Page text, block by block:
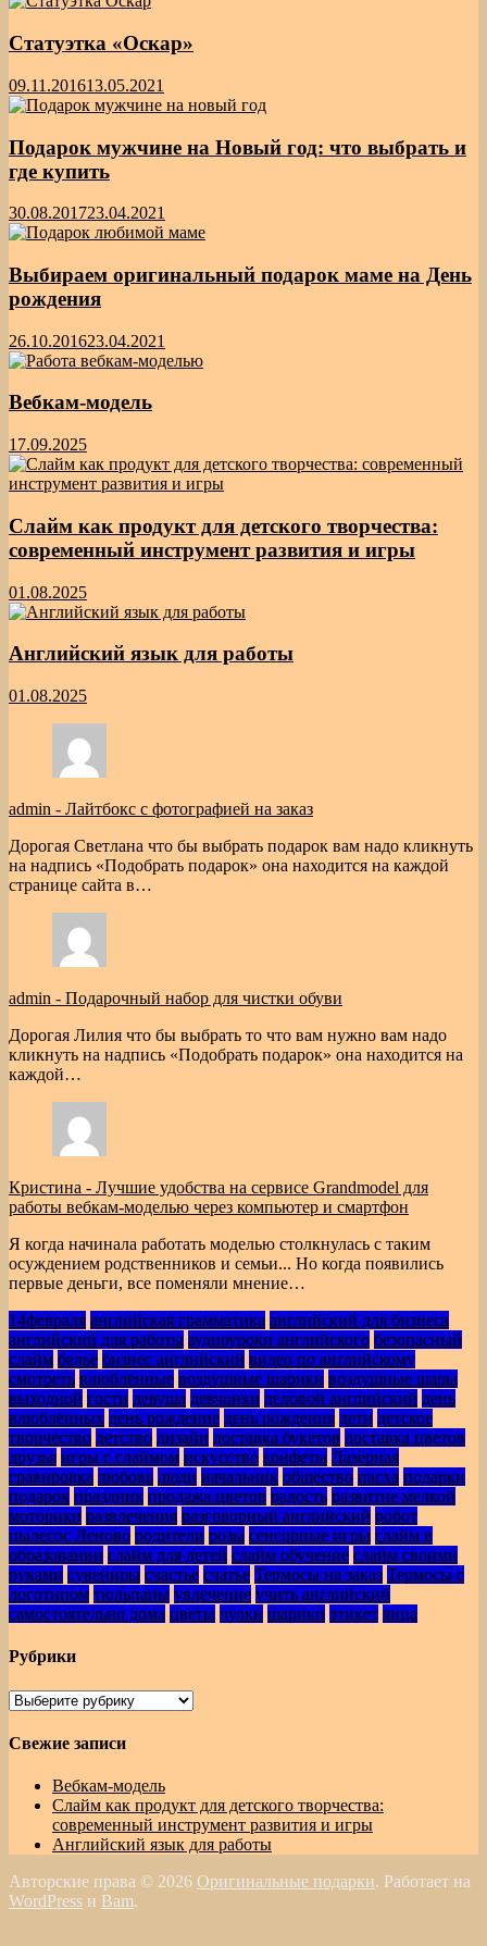
Статуэтка «Оскар»
09.11.201613.05.2021
Подарок мужчине на Новый год: что выбрать и
где купить
30.08.201723.04.2021
Выбираем оригинальный подарок маме на День
рождения
26.10.201623.04.2021
Вебкам-модель
17.09.2025
Слайм как продукт для детского творчества:
современный инструмент развития и игры
01.08.2025
Английский язык для работы
01.08.2025
admin - Лайтбокс с фотографией на заказ
Дорогая Светлана что бы выбрать подарок вам надо кликнуть
на надпись «Подобрать подарок» она находится на каждой
странице сайта в…
admin - Подарочный набор для чистки обуви
Дорогая Лилия что бы выбрать то что вам нужно вам надо
кликнуть на надпись «Подобрать подарок» она находится на
каждой…
Кристина - Лучшие удобства на сервисе Grandmodel для
работы вебкам-моделью через компьютер и смартфон
Я когда начинала работать моделью столкнулась с таким
осуждением родственников и семьи... Но когда появились
первые деньги, все поменяли мнение…
14февраля английская грамматика английский для бизнеса
английский для работы аудиоуроки английского безопасный
слайм бельё бизнес английский видео по английскому
смотреть влюблённые воздушные шарики воздушные шары
выходной гости девуша девчонки деловой английский день
влюблённых день рождение день рождения дети детское
творчество детство дизайн доставка букетов доставка цветов
друзья игры с слаймом искусство конфеты Лазерная
гравировка любовь люди начальник общество пасха подарки
подарок праздник продажа цветов радость развитие мелкой
моторики развлечения разговорный английский робот
пылесос Леново родители розы сенсорные игры слайм в
образовании слайм для детей слайм обучение слайм своими
руками сувениры счастье счатье Термосы на заказ Термосы с
логотипом тюльпаны увлечение учить английский
самостоятельно дома цветы чулки шарики этикет яица
Рубрики
Рубрики
Свежие записи
Вебкам-модель
Слайм как продукт для детского творчества:
современный инструмент развития и игры
Английский язык для работы
Авторские права © 2026 Оригинальные подарки. Работает на
WordPress и Bam.